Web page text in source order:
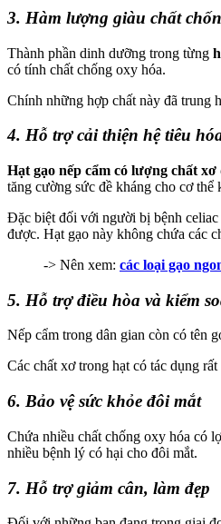
3. Hàm lượng giàu chất
Thành phần dinh dưỡng trong từng
có tính chất chống oxy hóa.
Chính những hợp chất này đã trung
4. Hỗ trợ cải thiện hệ tiêu
Hạt gạo nếp cẩm có lượng chất xơ
tăng cường sức đề kháng cho cơ thể
Đặc biệt đối với người bị bệnh
được. Hạt gạo này không chứa các
-> Nên xem: các loại gạo
5. Hỗ trợ điều hòa và kiểm
Nếp cẩm trong dân gian còn có tên
Các chất xơ trong hạt có tác dụng
6. Bảo vệ sức khỏe đôi mắt
Chứa nhiều chất chống oxy hóa có
nhiều bệnh lý có hại cho đôi mắt.
7. Hỗ trợ giảm cân, làm đẹp